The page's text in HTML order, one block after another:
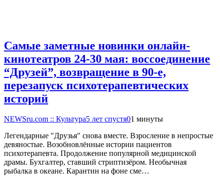
Самые заметные новинки онлайн-
кинотеатров 24-30 мая: воссоединение
“Друзей”, возвращение в 90-е,
перезапуск психотерапевтических
историй
NEWSru.com :: Культура5 лет спустя01 минуты
Легендарные "Друзья" снова вместе. Взросление в непростые
девяностые. Возобновлённые истории пациентов
психотерапевта. Продолжение популярной медицинской
драмы. Бухгалтер, ставший стриптизёром. Необычная
рыбалка в океане. Карантин на фоне сме…